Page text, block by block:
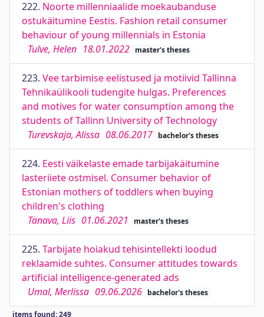
222. Noorte millenniaalide moekaubanduse
ostukäitumine Eestis. Fashion retail consumer
behaviour of young millennials in Estonia
Tulve, Helen 18.01.2022 master's theses
223. Vee tarbimise eelistused ja motiivid Tallinna
Tehnikaülikooli tudengite hulgas. Preferences
and motives for water consumption among the
students of Tallinn University of Technology
Turevskaja, Alissa 08.06.2017 bachelor's theses
224. Eesti väikelaste emade tarbijakäitumine
lasteriiete ostmisel. Consumer behavior of
Estonian mothers of toddlers when buying
children's clothing
Tänava, Liis 01.06.2021 master's theses
225. Tarbijate hoiakud tehisintellekti loodud
reklaamide suhtes. Consumer attitudes towards
artificial intelligence-generated ads
Umal, Merlissa 09.06.2026 bachelor's theses
items found: 249